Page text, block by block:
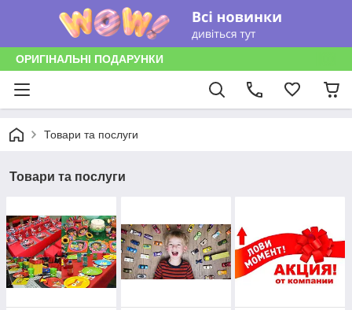
ОРИГІНАЛЬНІ ПОДАРУНКИ
Товари та послуги
Товари та послуги